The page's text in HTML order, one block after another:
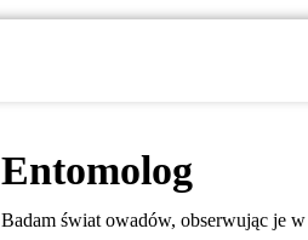
Entomolog
Badam świat owadów, obserwując je